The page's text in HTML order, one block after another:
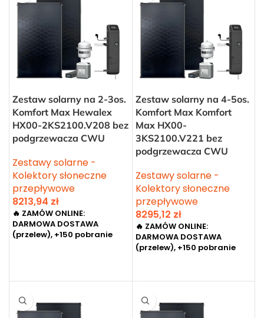
Zestaw solarny na 2-3os.
Komfort Max Hewalex
HX00-2KS2100.V208 bez
podgrzewacza CWU
Zestawy solarne -
Kolektory słoneczne
przepływowe
8213,94 zł
🔥 ZAMÓW ONLINE:
DARMOWA DOSTAWA
(przelew), +150 pobranie
Zestaw solarny na 4-5os.
Komfort Max Komfort
Max HX00-
3KS2100.V221 bez
podgrzewacza CWU
Zestawy solarne -
Kolektory słoneczne
przepływowe
8295,12 zł
🔥 ZAMÓW ONLINE:
DARMOWA DOSTAWA
(przelew), +150 pobranie